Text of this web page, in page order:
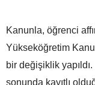
Kanunla, öğrenci
Yükseköğretim
bir değişiklik
sonunda kayıtlı